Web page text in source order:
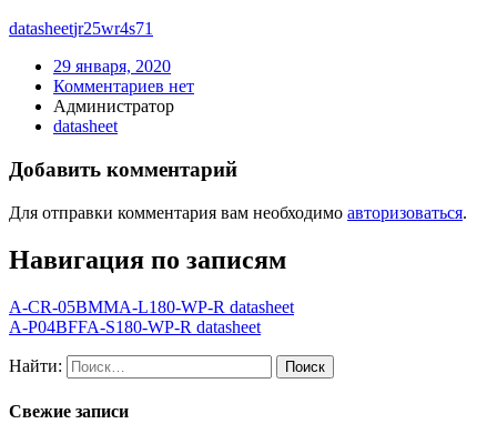
datasheetjr25wr4s71
29 января, 2020
Комментариев нет
Администратор
datasheet
Добавить комментарий
Для отправки комментария вам необходимо авторизоваться.
Навигация по записям
A-CR-05BMMA-L180-WP-R datasheet
A-P04BFFA-S180-WP-R datasheet
Найти:
Свежие записи